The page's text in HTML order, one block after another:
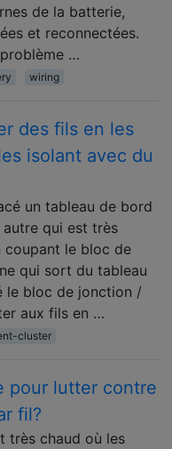
de la batterie,
et reconnectées.
…
wiring
des fils en les
isolant avec du
un tableau de bord
qui est très
coupant le bloc de
qui sort du tableau
le bloc de jonction /
aux fils en …
cluster
pour lutter contre
fil?
très chaud où les